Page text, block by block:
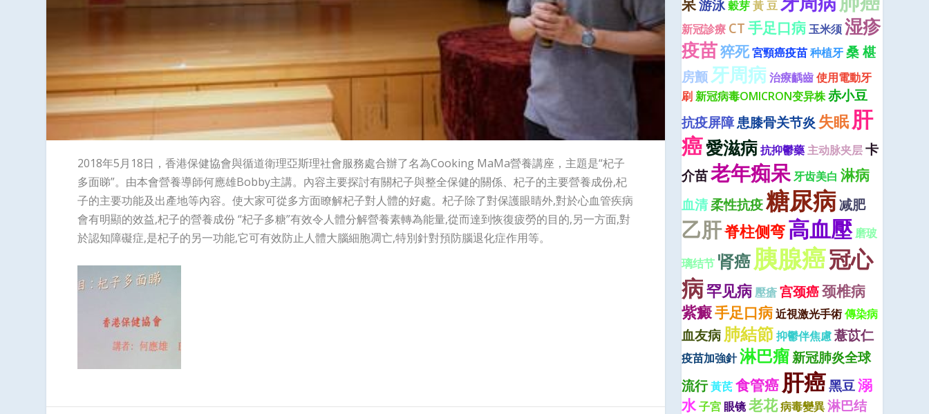
2018年5月18日，香港保健協會與循道衛理亞斯理社會服務處合辦了名為Cooking MaMa營養講座，主題是“杞子
多面睇”。由本會營養導師何應雄Bobby主講。內容主要探討有關杞子與整全保健的關係、杞子的主要營養成份,杞
子的主要功能及出產地等內容。使大家可從多方面瞭解杞子對人體的好處。杞子除了對保護眼睛外,對於心血管疾病
會有明顯的效益,杞子的營養成份 “杞子多糖”有效令人體分解營養素轉為能量,從而達到恢復疲勞的目的,另一方面,對
於認知障礙症,是杞子的另一功能,它可有效防止人體大腦細胞凋亡,特別針對預防腦退化症作用等。
呆游泳穀芽黃 豆
新冠診療 CT 手足口病玉米须湿疹
疫苗猝死宮頸癌疫苗种植牙桑 椹
房颤牙周病治療齲齒使用電動牙
刷新冠病毒OMICRON变异株赤小豆
抗疫屏障患膝骨关节炎失眠肝
癌愛滋病抗抑鬱藥主动脉夹层卡
介苗老年痴呆牙齿美白 淋病
血清柔性抗疫糖尿病减肥
乙肝脊柱侧弯高血壓 磨玻
璃结节 肾癌胰腺癌冠心
病罕见病 壓瘡宫颈癌颈椎病
紫癜手足口病近視激光手術傳染病
血友病肺結節抑鬱伴焦慮薏苡仁
疫苗加強針淋巴瘤新冠肺炎全球
流行黃芪食管癌 肝癌黑豆溺
水子宮 眼镜老花病毒變異淋巴结